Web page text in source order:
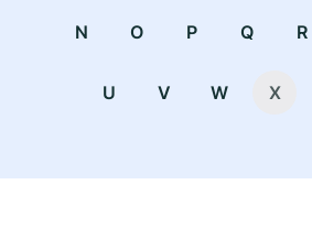
N O P Q R
U V W X